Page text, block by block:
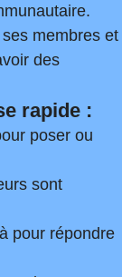
membres et
des
rapide :
poser ou
sont
pour répondre